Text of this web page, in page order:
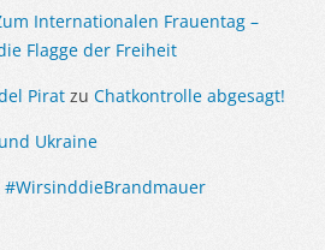
Internationalen Frauentag –
Flagge der Freiheit
Pirat zu Chatkontrolle abgesagt!
Ukraine
#WirsinddieBrandmauer